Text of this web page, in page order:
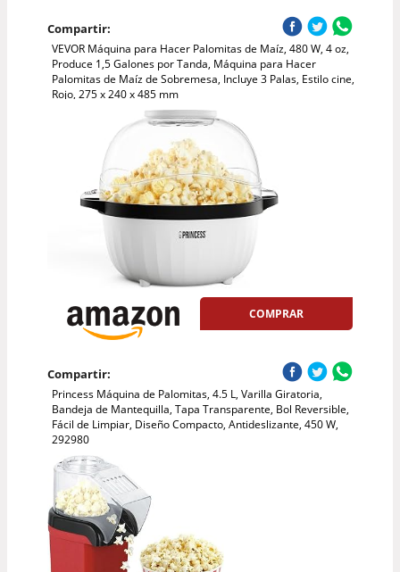
Compartir:
VEVOR Máquina para Hacer Palomitas de Maíz, 480 W, 4 oz,
Produce 1,5 Galones por Tanda, Máquina para Hacer
Palomitas de Maíz de Sobremesa, Incluye 3 Palas, Estilo cine,
Rojo, 275 x 240 x 485 mm
COMPRAR
Compartir:
Princess Máquina de Palomitas, 4.5 L, Varilla Giratoria,
Bandeja de Mantequilla, Tapa Transparente, Bol Reversible,
Fácil de Limpiar, Diseño Compacto, Antideslizante, 450 W,
292980